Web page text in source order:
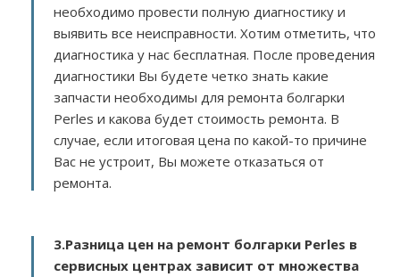
необходимо провести полную диагностику и
выявить все неисправности. Хотим отметить, что
диагностика у нас бесплатная. После проведения
диагностики Вы будете четко знать какие
запчасти необходимы для ремонта болгарки
Perles и какова будет стоимость ремонта. В
случае, если итоговая цена по какой-то причине
Вас не устроит, Вы можете отказаться от
ремонта.
3.Разница цен на ремонт болгарки Perles в
сервисных центрах зависит от множества